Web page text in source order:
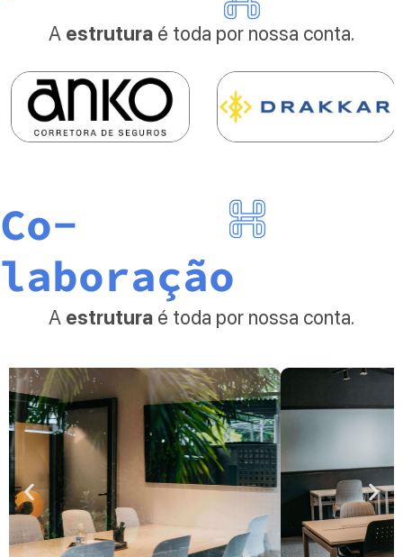
A estrutura é toda por nossa conta.
Co-
laboração
A estrutura é toda por nossa conta.